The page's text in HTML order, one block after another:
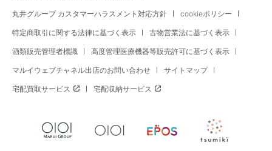
丸井グループ カスタマーハラスメント対応方針 cookieポリシー
特定商取引に関する法律に基づく表示 古物営業法に基づく表示
酒類販売管理者標識 高度管理医療機器等販売許可に基づく表示
マルイウェブチャネル出店のお問い合わせ サイトマップ
宅配買取サービス 宅配収納サービス